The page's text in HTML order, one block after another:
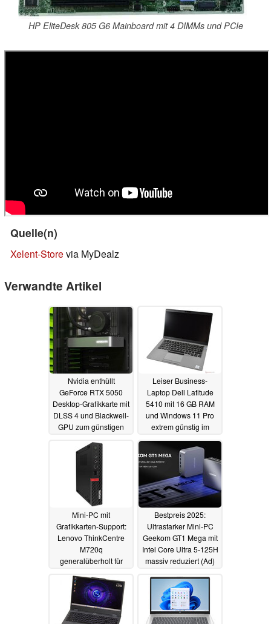
HP EliteDesk 805 G6 Mainboard mit 4 DIMMs und PCIe
Quelle(n)
Xelent-Storevia MyDealz
Verwandte Artikel
Nvidia enthüllt
GeForce RTX 5050
Desktop-Grafikkarte mit
DLSS 4 und Blackwell-
GPU zum günstigen
Leiser Business-
Laptop Dell Latitude
5410 mit 16 GB RAM
und Windows 11 Pro
extrem günstig im
16.06.2025
Mini-PC mit
Grafikkarten-Support:
Lenovo ThinkCentre
M720q
generalüberholt für
11 Pro16.06.2025
Bestpreis 2025:
Ultrastarker Mini-PC
Geekom GT1 Mega mit
Intel Core Ultra 5-125H
massiv reduziert (Ad)